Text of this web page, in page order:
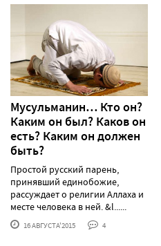
Мусульманин… Кто он?
Каким он был? Каков он
есть? Каким он должен
быть?
Простой русский парень,
принявший единобожие,
рассуждает о религии Аллаха и
месте человека в ней. &l......
16 АВГУСТА'2015 4